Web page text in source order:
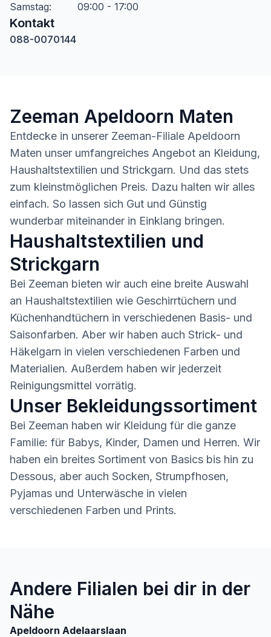
Samstag: 09:00 - 17:00
Kontakt
088-0070144
Zeeman Apeldoorn Maten
Entdecke in unserer Zeeman-Filiale Apeldoorn
Maten unser umfangreiches Angebot an Kleidung,
Haushaltstextilien und Strickgarn. Und das stets
zum kleinstmöglichen Preis. Dazu halten wir alles
einfach. So lassen sich Gut und Günstig
wunderbar miteinander in Einklang bringen.
Haushaltstextilien und
Strickgarn
Bei Zeeman bieten wir auch eine breite Auswahl
an Haushaltstextilien wie Geschirrtüchern und
Küchenhandtüchern in verschiedenen Basis- und
Saisonfarben. Aber wir haben auch Strick- und
Häkelgarn in vielen verschiedenen Farben und
Materialien. Außerdem haben wir jederzeit
Reinigungsmittel vorrätig.
Unser Bekleidungssortiment
Bei Zeeman haben wir Kleidung für die ganze
Familie: für Babys, Kinder, Damen und Herren. Wir
haben ein breites Sortiment von Basics bis hin zu
Dessous, aber auch Socken, Strumpfhosen,
Pyjamas und Unterwäsche in vielen
verschiedenen Farben und Prints.
Andere Filialen bei dir in der
Nähe
Apeldoorn Adelaarslaan